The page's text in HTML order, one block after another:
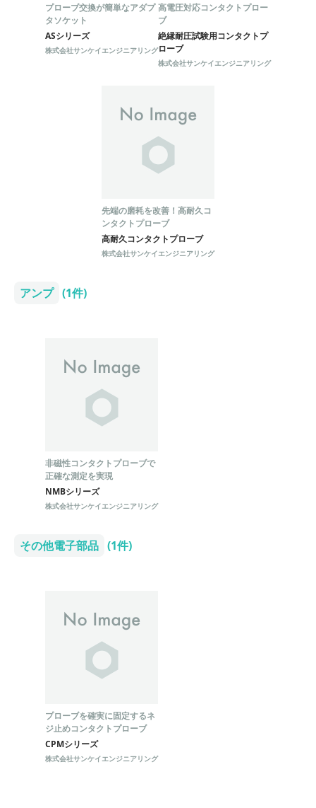
プローブ交換が簡単なアダプ
タソケット
ASシリーズ
株式会社サンケイエンジニアリング
高電圧対応コンタクトプロー
ブ
絶縁耐圧試験用コンタクトプ
ローブ
株式会社サンケイエンジニアリング
先端の磨耗を改善！高耐久コ
ンタクトプローブ
高耐久コンタクトプローブ
株式会社サンケイエンジニアリング
アンプ (1件)
非磁性コンタクトプローブで
正確な測定を実現
NMBシリーズ
株式会社サンケイエンジニアリング
その他電子部品 (1件)
プローブを確実に固定するネ
ジ止めコンタクトプローブ
CPMシリーズ
株式会社サンケイエンジニアリング